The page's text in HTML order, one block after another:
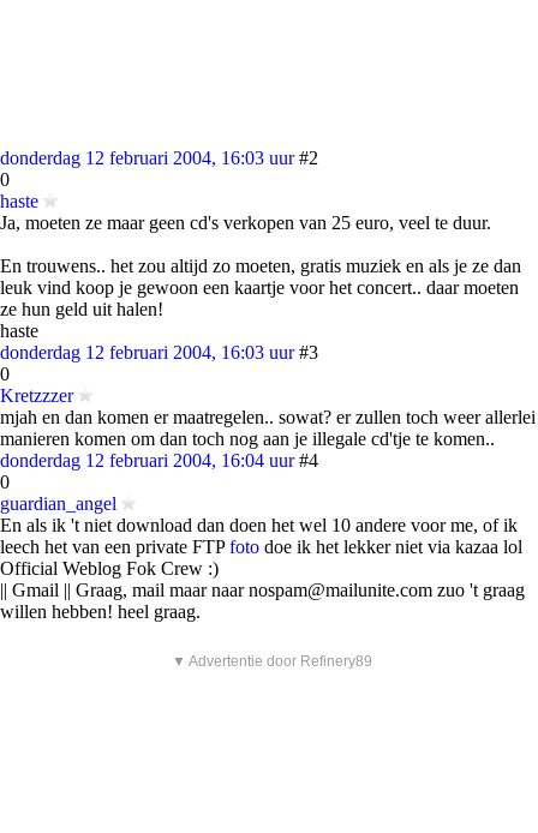
donderdag 12 februari 2004, 16:03 uur #2
0
haste
Ja, moeten ze maar geen cd's verkopen van 25 euro, veel te duur.
En trouwens.. het zou altijd zo moeten, gratis muziek en als je ze dan
leuk vind koop je gewoon een kaartje voor het concert.. daar moeten
ze hun geld uit halen!
haste
donderdag 12 februari 2004, 16:03 uur #3
0
Kretzzzer
mjah en dan komen er maatregelen.. sowat? er zullen toch weer allerlei
manieren komen om dan toch nog aan je illegale cd'tje te komen..
donderdag 12 februari 2004, 16:04 uur #4
0
guardian_angel
En als ik 't niet download dan doen het wel 10 andere voor me, of ik
leech het van een private FTPfoto doe ik het lekker niet via kazaa lol
Official Weblog Fok Crew :)
|| Gmail || Graag, mail maar naar nospam@mailunite.com zuo 't graag
willen hebben! heel graag.
▼ Advertentie door Refinery89